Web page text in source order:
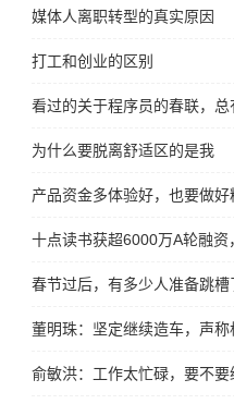
媒体人离职转型的真实原因
打工和创业的区别
看过的关于程序员的春联，
为什么要脱离舒适区的是我
产品资金多体验好，也要做好
十点读书获超6000万A轮融
春节过后，有多少人准备跳槽
董明珠：坚定继续造车，声
俞敏洪：工作太忙碌，要不要